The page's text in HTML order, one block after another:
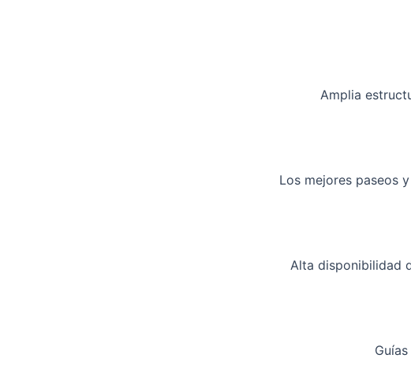
Amplia
Los mejores paseos
Alta disponibilidad